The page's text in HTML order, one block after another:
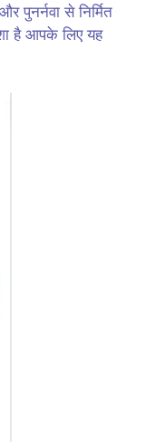
पुनर्नवा से निर्मित
है आपके लिए यह